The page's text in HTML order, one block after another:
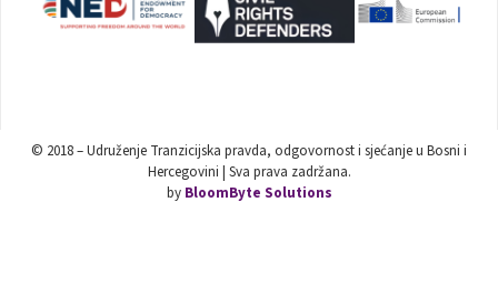
© 2018 – Udruženje Tranzicijska pravda, odgovornost i sjećanje u Bosni i
Hercegovini | Sva prava zadržana.
by BloomByte Solutions